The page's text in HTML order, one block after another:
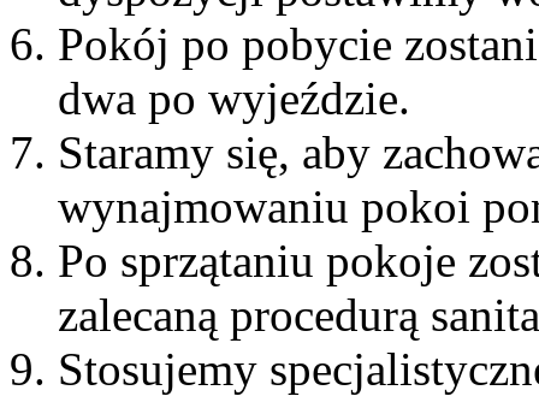
Pokój po pobycie
dwa po wyjeździe.
Staramy się, aby
wynajmowaniu pokoi
Po sprzątaniu pokoje
zalecaną procedurą
Stosujemy